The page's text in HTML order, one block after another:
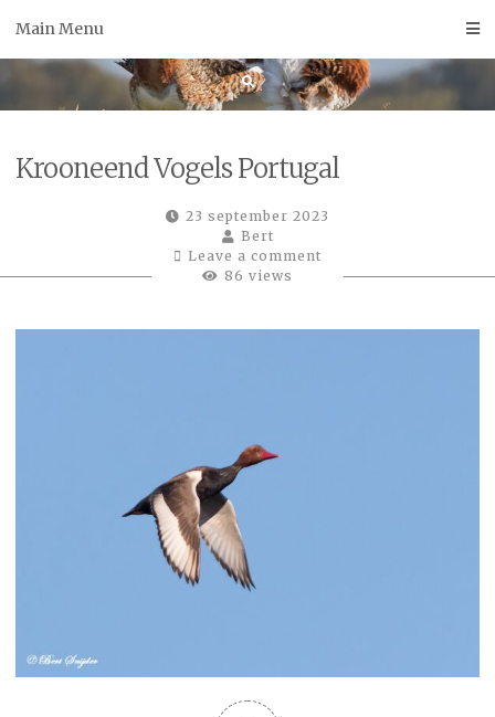
Main Menu
Krooneend Vogels Portugal
23 september 2023
Bert
Leave a comment
86 views